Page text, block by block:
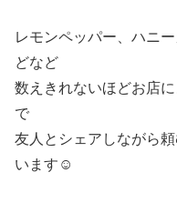
レモンペッパー、ハニ
どなど
数えきれないほどお店
で
友人とシェアしながら
います☺